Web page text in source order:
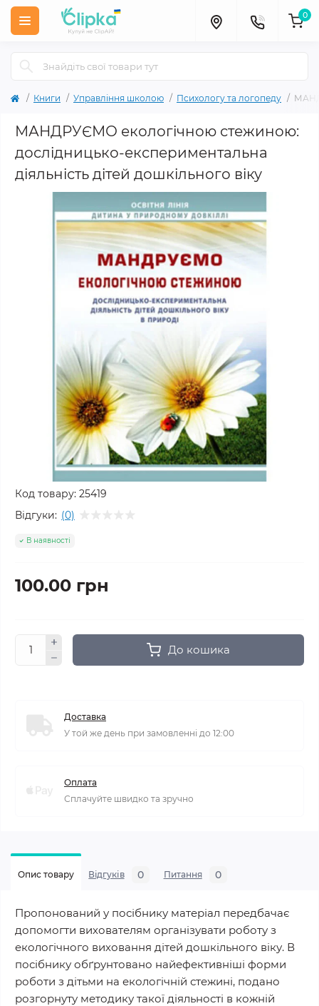
0
Книги Управління школою Психологу та логопеду
МАНДРУЄМО екологічною стежиною:
дослідницько-експериментальна
діяльність дітей дошкільного віку
Код товару: 25419
Відгуки: (0)
В наявності
100.00 грн
До кошика
Доставка
У той же день при замовленні до 12:00
Оплата
Сплачуйте швидко та зручно
Опис товару Відгуків 0 Питання 0
Пропонований у посібнику матеріал передбачає
допомогти вихователям організувати роботу з
екологічного виховання дітей дошкільного віку. В
посібнику обґрунтовано найефективніші форми
роботи з дітьми на екологічній стежині, подано
розгорнуту методику такої діяльності в кожній